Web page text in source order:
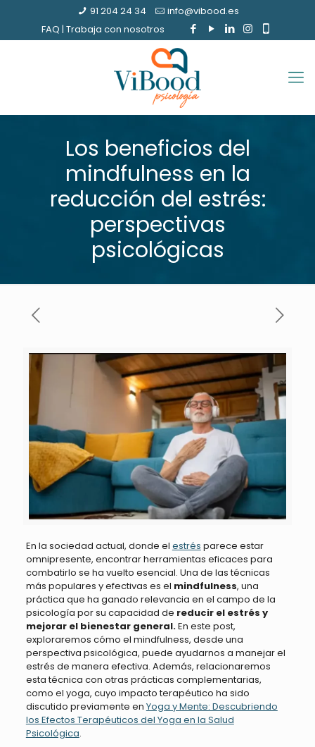
91 204 24 34
info@vibood.es
FAQ | Trabaja con nosotros
Los beneficios del
mindfulness en la
reducción del estrés:
perspectivas
psicológicas
En la sociedad actual, donde el estrés parece estar
omnipresente, encontrar herramientas eficaces para
combatirlo se ha vuelto esencial. Una de las técnicas
más populares y efectivas es el mindfulness, una
práctica que ha ganado relevancia en el campo de la
psicología por su capacidad de reducir el estrés y
mejorar el bienestar general.En este post,
exploraremos cómo el mindfulness, desde una
perspectiva psicológica, puede ayudarnos a manejar el
estrés de manera efectiva. Además, relacionaremos
esta técnica con otras prácticas complementarias,
como el yoga, cuyo impacto terapéutico ha sido
discutido previamente en Yoga y Mente: Descubriendo
los Efectos Terapéuticos del Yoga en la Salud
Psicológica.